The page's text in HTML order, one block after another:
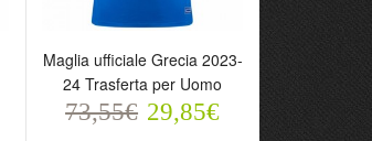
Maglia ufficiale Grecia 2023-
24 Trasferta per Uomo
73,55€ 29,85€